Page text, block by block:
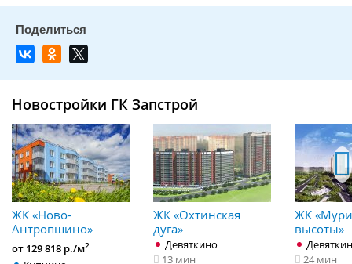
Новостройки ГК Запстрой
ЖК «Ново-
Антропшино»
от 129 818 р./м2
ЖК «Охтинская
дуга»
Девяткино
13 мин
ЖК
высоты»
24 мин